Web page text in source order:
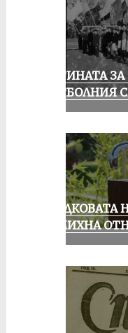
ИСТИНАТА
ФУТБОЛНИЯ
„ПОДКОВАТА
УСМИХНА